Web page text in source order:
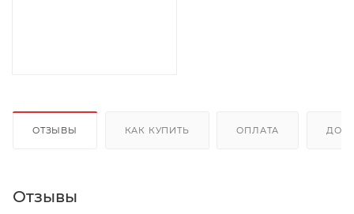
ОТЗЫВЫ КАК КУПИТЬ ОПЛАТА
Отзывы